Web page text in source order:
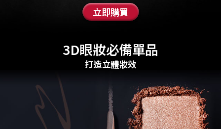
立即購買
3D眼妝必備單品
打造立體妝效